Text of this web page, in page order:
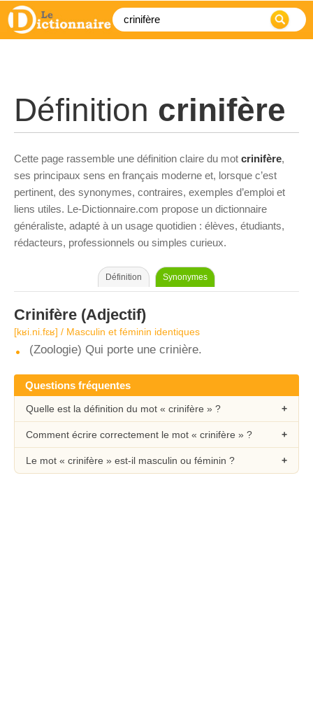
Définition crinifère
Cette page rassemble une définition claire du mot crinifère,
ses principaux sens en français moderne et, lorsque c’est
pertinent, des synonymes, contraires, exemples d’emploi et
liens utiles. Le-Dictionnaire.com propose un dictionnaire
généraliste, adapté à un usage quotidien : élèves, étudiants,
rédacteurs, professionnels ou simples curieux.
Définition Synonymes
Crinifère (Adjectif)
[kʁi.ni.fɛʁ] / Masculin et féminin identiques
(Zoologie) Qui porte une crinière.
Questions fréquentes
Quelle est la définition du mot « crinifère » ?
Comment écrire correctement le mot « crinifère » ?
Le mot « crinifère » est-il masculin ou féminin ?